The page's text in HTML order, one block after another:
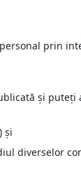
prin
și puteți
și
diverselor